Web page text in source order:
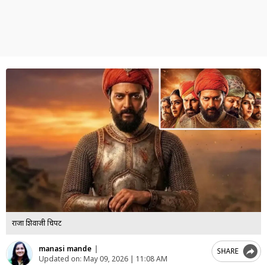
राजा शिवाजी चित्रपट
manasi mande |
Updated on: May 09, 2026 | 11:08 AM
SHARE